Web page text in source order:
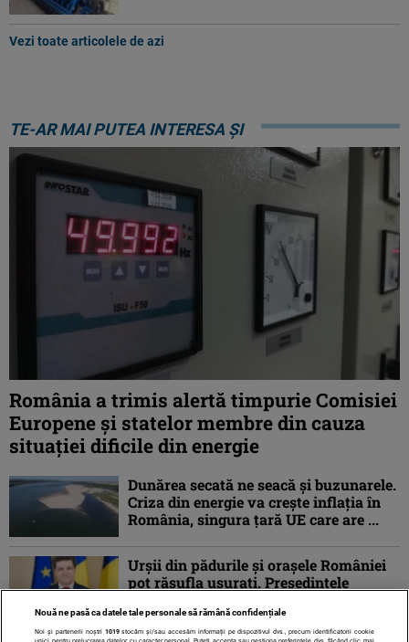
Vezi toate articolele de azi
TE-AR MAI PUTEA INTERESA ȘI
România a trimis alertă timpurie Comisiei
Europene și statelor membre din cauza
situației dificile din energie
Dunărea secată ne seacă și buzunarele.
Criza din energie va crește inflația în
România, singura țară UE care are ...
Urșii din pădurile și orașele României
pot răsufla ușurați. Președintele
proiectul ...
Nouă ne pasă ca datele tale personale să rămână confidențiale
Noi și partenerii noștri 1019stocăm și/sau accesăm informații pe dispozitivul dvs., precum identificatorii cookie
unici pentru prelucrarea datelor cu caracter personal. Puteți accepta sau gestiona preferințele dvs. făcând clic mai